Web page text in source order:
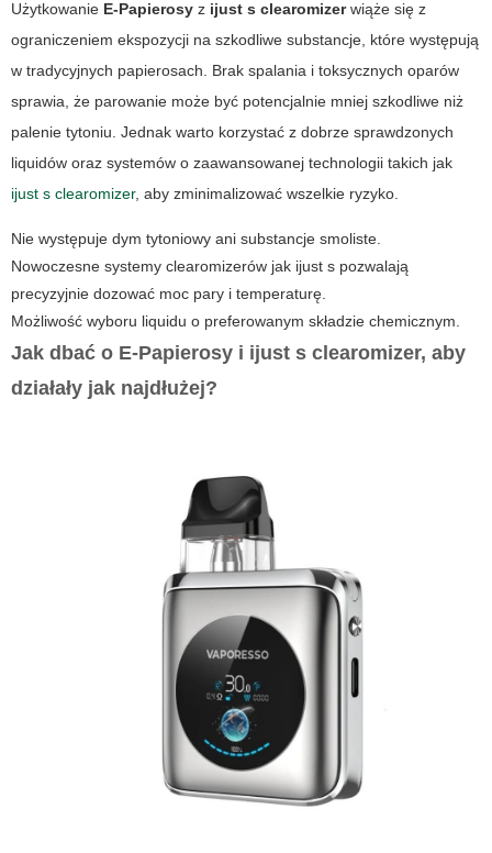
Użytkowanie E-Papierosy z ijust s clearomizerwiąże się z
ograniczeniem ekspozycji na szkodliwe substancje, które występują
w tradycyjnych papierosach. Brak spalania i toksycznych oparów
sprawia, że parowanie może być potencjalnie mniej szkodliwe niż
palenie tytoniu. Jednak warto korzystać z dobrze sprawdzonych
liquidów oraz systemów o zaawansowanej technologii takich jak
ijust s clearomizer, aby zminimalizować wszelkie ryzyko.
Nie występuje dym tytoniowy ani substancje smoliste.
Nowoczesne systemy clearomizerów jak ijust s pozwalają
precyzyjnie dozować moc pary i temperaturę.
Możliwość wyboru liquidu o preferowanym składzie chemicznym.
Jak dbać o E-Papierosy i ijust s clearomizer, aby
działały jak najdłużej?